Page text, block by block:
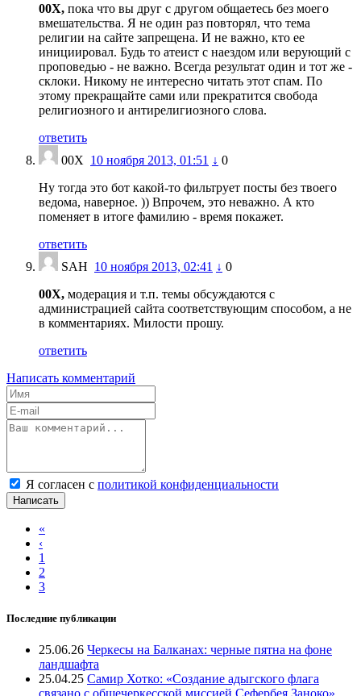
00X, пока что вы друг с другом общаетесь без моего
вмешательства. Я не один раз повторял, что тема
религии на сайте запрещена. И не важно, кто ее
инициировал. Будь то атеист с наездом или верующий с
проповедью - не важно. Всегда результат один и тот же -
склоки. Никому не интересно читать этот спам. По
этому прекращайте сами или прекратится свобода
религиозного и антирелигиозного слова.
ответить
00Х 10 ноября 2013, 01:51 ↓ 0
Ну тогда это бот какой-то фильтрует посты без твоего
ведома, наверное. )) Впрочем, это неважно. А кто
поменяет в итоге фамилию - время покажет.
ответить
SAH 10 ноября 2013, 02:41 ↓ 0
00Х, модерация и т.п. темы обсуждаются с
администрацией сайта соответствующим способом, а не
в комментариях. Милости прошу.
ответить
Написать комментарий
Я согласен с политикой конфиденциальности
Написать
«
‹
1
2
3
Последние публикации
25.06.26 Черкесы на Балканах: черные пятна на фоне
ландшафта
25.04.25 Самир Хотко: «Создание адыгского флага